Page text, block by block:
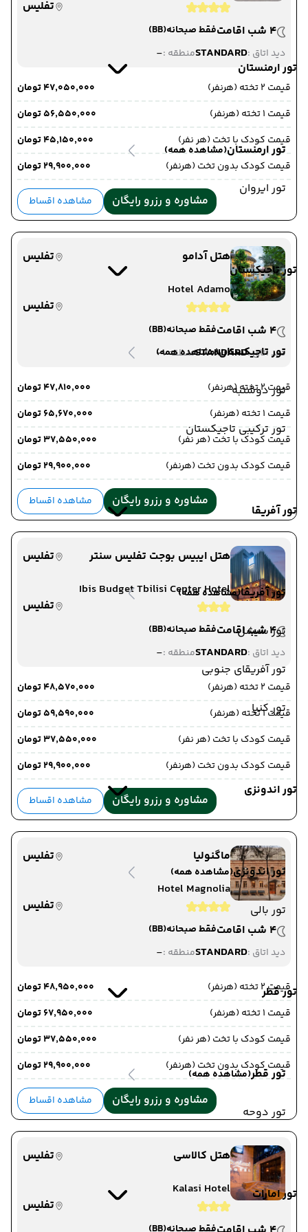
تور ارمنستان
تور ارمنستان(مشاهده همه)
تور ایروان
تور تاجیکستان
تور تاجیکستان(مشاهده همه)
تور دوشنبه
تور ترکیبی تاجیکستان
تور آفریقا
تور آفریقا(مشاهده همه)
تور سیشل
تور آفریقای جنوبی
تور کنیا
تور اندونزی
تور اندونزی(مشاهده همه)
تور بالی
تور قطر
تور قطر(مشاهده همه)
تور دوحه
تور امارات
تفلیس
4 شب اقامت
فقط صبحانه(BB)
دید اتاق :STANDARDمنطقه :-
قیمت 2 تخته (هرنفر)
۴۷٬۰۵۰٬۰۰۰ تومان
قیمت 1 تخته (هرنفر)
۵۶٬۵۵۰٬۰۰۰ تومان
قیمت کودک با تخت (هر نفر)
۴۵٬۱۵۰٬۰۰۰ تومان
قیمت کودک بدون تخت (هرنفر)
۲۹٬۹۰۰٬۰۰۰ تومان
مشاوره و رزرو رایگان مشاهده اقساط
هتل آدامو
تفلیس
Hotel Adamo
تفلیس
4 شب اقامت
فقط صبحانه(BB)
دید اتاق :STANDARDمنطقه :-
قیمت 2 تخته (هرنفر)
۴۷٬۸۱۰٬۰۰۰ تومان
قیمت 1 تخته (هرنفر)
۶۵٬۶۷۰٬۰۰۰ تومان
قیمت کودک با تخت (هر نفر)
۳۷٬۵۵۰٬۰۰۰ تومان
قیمت کودک بدون تخت (هرنفر)
۲۹٬۹۰۰٬۰۰۰ تومان
مشاوره و رزرو رایگان مشاهده اقساط
هتل ایبیس بوجت تفلیس سنتر
تفلیس
Ibis Budget Tbilisi Center Hotel
تفلیس
4 شب اقامت
فقط صبحانه(BB)
دید اتاق :STANDARDمنطقه :-
قیمت 2 تخته (هرنفر)
۴۸٬۵۷۰٬۰۰۰ تومان
قیمت 1 تخته (هرنفر)
۵۹٬۵۹۰٬۰۰۰ تومان
قیمت کودک با تخت (هر نفر)
۳۷٬۵۵۰٬۰۰۰ تومان
قیمت کودک بدون تخت (هرنفر)
۲۹٬۹۰۰٬۰۰۰ تومان
مشاوره و رزرو رایگان مشاهده اقساط
ماگنولیا
تفلیس
Hotel Magnolia
تفلیس
4 شب اقامت
فقط صبحانه(BB)
دید اتاق :STANDARDمنطقه :-
قیمت 2 تخته (هرنفر)
۴۸٬۹۵۰٬۰۰۰ تومان
قیمت 1 تخته (هرنفر)
۶۷٬۹۵۰٬۰۰۰ تومان
قیمت کودک با تخت (هر نفر)
۳۷٬۵۵۰٬۰۰۰ تومان
قیمت کودک بدون تخت (هرنفر)
۲۹٬۹۰۰٬۰۰۰ تومان
مشاوره و رزرو رایگان مشاهده اقساط
هتل کالاسی
تفلیس
Kalasi Hotel
تفلیس